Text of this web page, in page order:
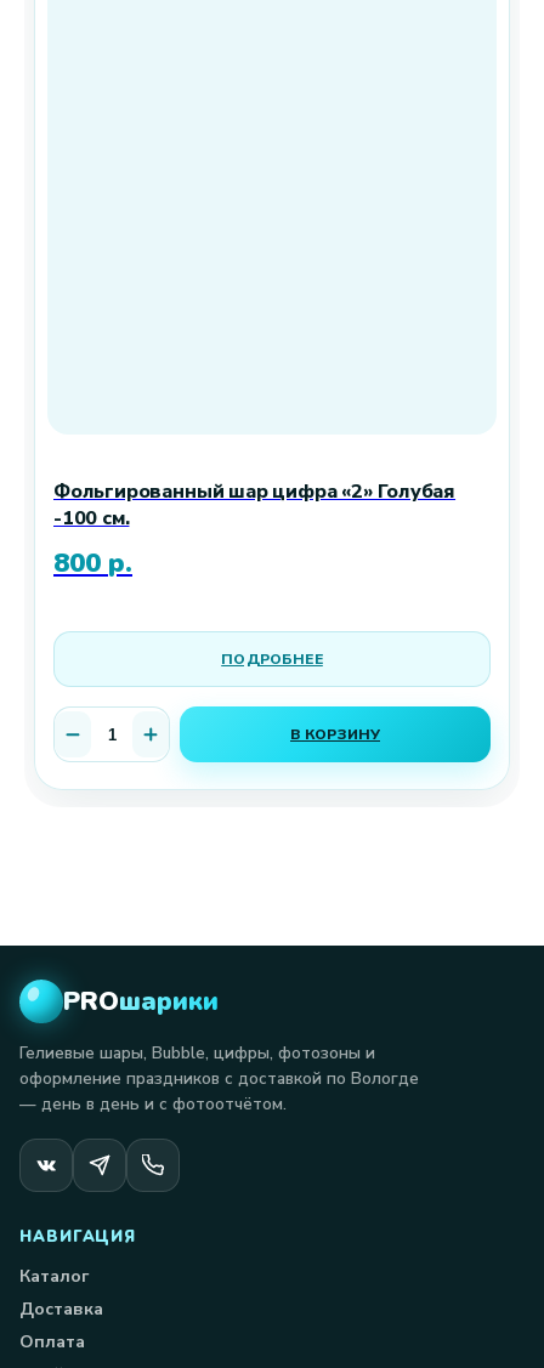
Фольгированный шар цифра «2» Голубая
-100 см.
800 р.
ПОДРОБНЕЕ
В КОРЗИНУ
PROшарики
Гелиевые шары, Bubble, цифры, фотозоны и
оформление праздников с доставкой по Вологде
— день в день и с фотоотчётом.
НАВИГАЦИЯ
Каталог
Доставка
Оплата